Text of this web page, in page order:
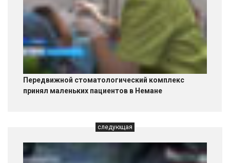
Передвижной стоматологический комплекс
принял маленьких пациентов в Немане
следующая